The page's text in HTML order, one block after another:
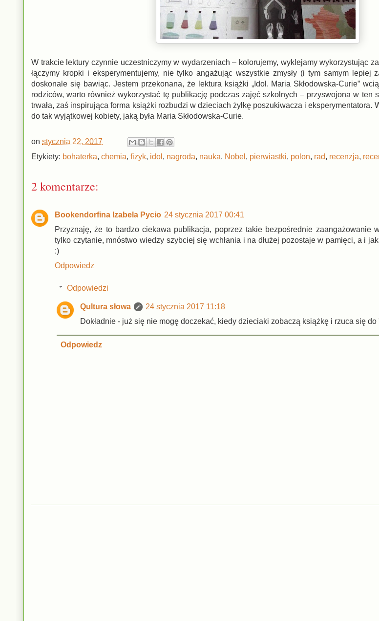
W trakcie lektury czynnie uczestniczymy w wydarzeniach – kolorujemy, wyklejamy wykorzystując
łączymy kropki i eksperymentujemy, nie tylko angażując wszystkie zmysły (i tym samym lepiej
doskonale się bawiąc. Jestem przekonana, że lektura książki „Idol. Maria Skłodowska-Curie”
rodziców, warto również wykorzystać tę publikację podczas zajęć szkolnych – przyswojona w ten
trwała, zaś inspirująca forma książki rozbudzi w dzieciach żyłkę poszukiwacza i eksperymentatora.
do tak wyjątkowej kobiety, jaką była Maria Skłodowska-Curie.
on stycznia 22, 2017
Etykiety: bohaterka, chemia, fizyk, idol , nagroda, nauka, Nobel , pierwiastki, polon, rad, recenzja,
2 komentarze:
Bookendorfina Izabela Pycio 24 stycznia 2017 00:41
Przyznaję, że to bardzo ciekawa publikacja, poprzez takie bezpośrednie zaangażowanie
tylko czytanie, mnóstwo wiedzy szybciej się wchłania i na dłużej pozostaje w pamięci, a i
:)
Odpowiedz
Odpowiedzi
Qultura słowa
24 stycznia 2017 11:18
Dokładnie - już się nie mogę doczekać, kiedy dzieciaki zobaczą książkę i rzuca się
Odpowiedz